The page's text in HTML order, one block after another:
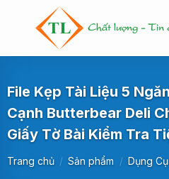
File Kẹp Tài Liệu 5
Cạnh Butterbear Deli
Giấy Tờ Bài Kiểm Tra
Trang chủ / Sản phẩm / Dụng